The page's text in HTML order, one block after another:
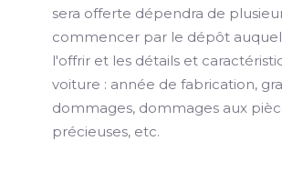
sera offerte dépendra de
commencer par le dépôt
l'offrir et les détails et
voiture : année de fabrication,
dommages, dommages aux
précieuses, etc.